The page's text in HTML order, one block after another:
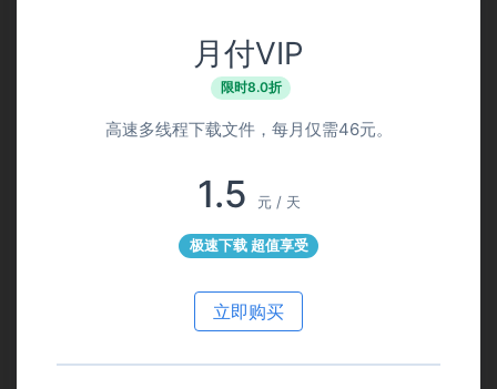
月付VIP
限时8.0折
高速多线程下载文件，每月仅需46元。
1.5 元 / 天
极速下载 超值享受
立即购买